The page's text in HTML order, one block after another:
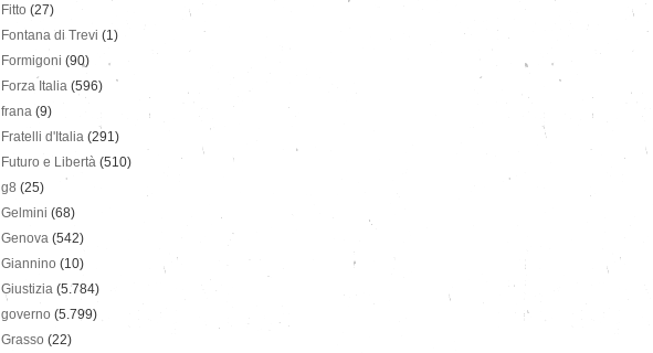
Fitto (27)
Fontana di Trevi (1)
Formigoni (90)
Forza Italia (596)
frana (9)
Fratelli d'Italia (291)
Futuro e Libertà (510)
g8 (25)
Gelmini (68)
Genova (542)
Giannino (10)
Giustizia (5.784)
governo (5.799)
Grasso (22)